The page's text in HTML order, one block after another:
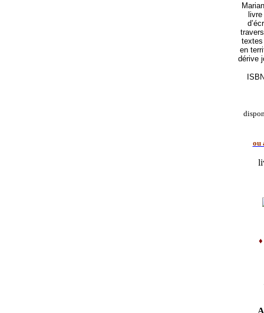
livre
en
dérive
ou
♦